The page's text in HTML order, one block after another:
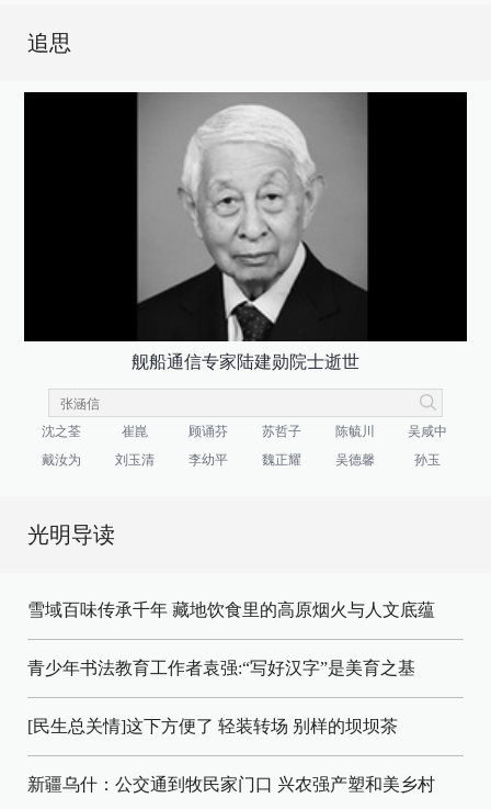
追思
舰船通信专家陆建勋院士逝世
沈之荃 崔崑 顾诵芬 苏哲子 陈毓川
吴咸中
戴汝为
刘玉清 李幼平 魏正耀 吴德馨 孙玉
光明导读
雪域百味传承千年 藏地饮食里的高原烟火与人文底蕴
青少年书法教育工作者袁强:“写好汉字”是美育之基
[民生总关情]这下方便了 轻装转场 别样的坝坝茶
新疆乌什：公交通到牧民家门口 兴农强产塑和美乡村